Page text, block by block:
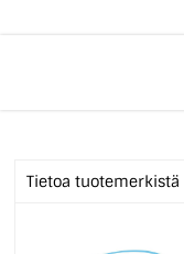
Tietoa tuotemerkistä